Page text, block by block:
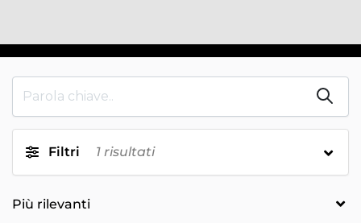
Filtri 1 risultati